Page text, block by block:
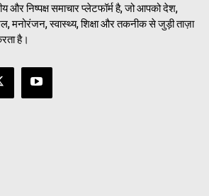
और निष्पक्ष समाचार प्लेटफॉर्म है, जो आपको देश,
मनोरंजन, स्वास्थ्य, शिक्षा और तकनीक से जुड़ी ताज़ा
है।